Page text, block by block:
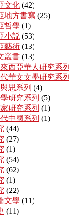
文化 (42)
地方書寫 (25)
哲學 (1)
小説 (53)
藝術 (13)
叢書 (13)
西亞華人研究系列
華文文學研究系列
思系列 (4)
研究系列 (5)
研究系列 (1)
中國系列 (1)
(44)
(27)
(1)
(54)
(62)
(1)
(22)
文學 (11)
(11)